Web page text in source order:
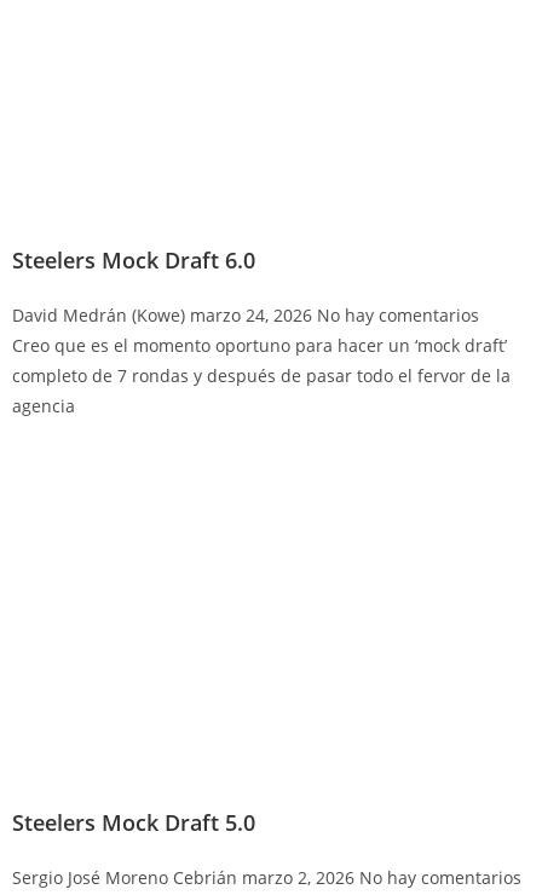
Steelers Mock Draft 6.0
David Medrán (Kowe) marzo 24, 2026 No hay comentarios
Creo que es el momento oportuno para hacer un ‘mock draft’
completo de 7 rondas y después de pasar todo el fervor de la
agencia
Steelers Mock Draft 5.0
Sergio José Moreno Cebrián marzo 2, 2026 No hay comentarios